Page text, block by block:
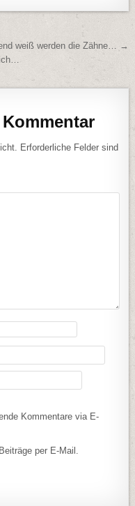
weiß werden die Zähne… →
Erforderliche Felder sind
Kommentare via E-
per E-Mail.